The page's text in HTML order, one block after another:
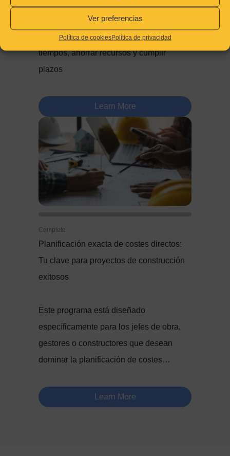
Ver preferencias
Política de cookiesPolítica de privacidad
Mi método ágil y probado para organizar
tiempos, ahorrar recursos y cumplir
plazos
Learn More
Planificación exacta de costes directos:
Tu clave para proyectos de construcción
exitosos
Este programa está diseñado
específicamente para los jefes de obra,
gestores o constructores que desean
dominar la planificación de costes…
Complete
Learn More